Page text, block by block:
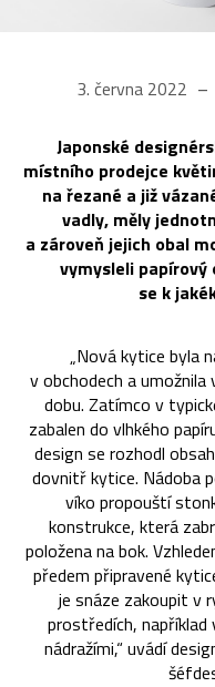
3. června 2022
Japonské
místního prodejce
na řezané a již
vadly, měly
a zároveň jejich obal
vymysleli papírový
se k
„Nová kytice byla
v obchodech a
dobu. Zatímco v
zabalen do vlhkého
design se rozhodl
dovnitř kytice. Nádoba
víko propouští
konstrukce, která
položena na bok.
předem připravené
je snáze zakoupit v
prostředích,
nádražími,“ uvádí